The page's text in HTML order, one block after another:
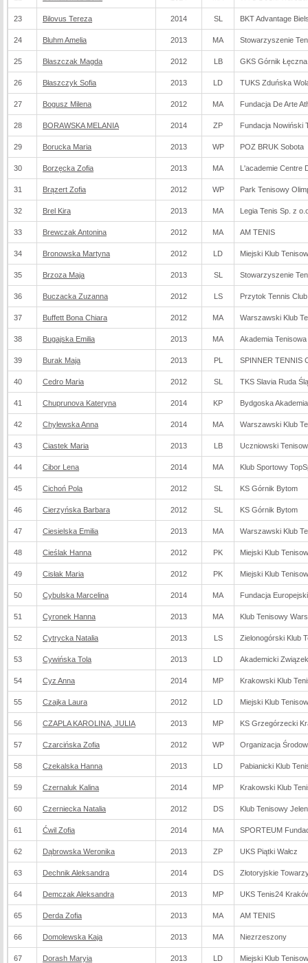
23 Bilovus Tereza 2014 SL BKT Advantage
24 Bluhm Amelia 2013 MA Stowarzyszenie
25 Błaszczak Magda 2012 LB GKS Górnik Łęczna
26 Błaszczyk Sofia 2013 LD TUKS Zduńska
27 Bogusz Milena 2012 MA Fundacja De Arte
28 BORAWSKA MELANIA 2014 ZP Fundacja Nowiński
29 Borucka Maria 2013 WP POZ BRUK Sobota
30 Borzęcka Zofia 2013 MA L'academie Centre
31 Brązert Zofia 2012 WP Park Tenisowy
32 Brel Kira 2013 MA Legia Tenis Sp. z
33 Brewczak Antonina 2012 MA AM TENIS
34 Bronowska Martyna 2012 LD Miejski Klub
35 Brzoza Maja 2013 SL Stowarzyszenie
36 Buczacka Zuzanna 2012 LS Przytok Tennis Club
37 Buffett Bona Chiara 2012 MA Warszawski Klub
38 Bugajska Emilia 2013 MA Akademia
39 Burak Maja 2013 PL SPINNER TENNIS
40 Cedro Maria 2012 SL TKS Slavia Ruda
41 Chuprunova Kateryna 2014 KP Bydgoska
42 Chylewska Anna 2014 MA Warszawski Klub
43 Ciastek Maria 2013 LB Uczniowski
44 Cibor Lena 2014 MA Klub Sportowy
45 Cichoń Pola 2012 SL KS Górnik Bytom
46 Cierzyńska Barbara 2012 SL KS Górnik Bytom
47 Ciesielska Emilia 2013 MA Warszawski Klub
48 Cieślak Hanna 2012 PK Miejski Klub
49 Cisłak Maria 2012 PK Miejski Klub
50 Cybulska Marcelina 2014 MA Fundacja
51 Cyronek Hanna 2013 MA Klub Tenisowy
52 Cytrycka Natalia 2013 LS Zielonogórski Klub
53 Cywińska Tola 2013 LD Akademicki
54 Cyz Anna 2014 MP Krakowski Klub
55 Czajka Laura 2012 LD Miejski Klub
56 CZAPLA KAROLINA, JULIA 2013 MP KS Grzegórzecki
57 Czarcińska Zofia 2012 WP Organizacja
58 Czekalska Hanna 2013 LD Pabianicki Klub
59 Czernaluk Kalina 2014 MP Krakowski Klub
60 Czerniecka Natalia 2012 DS Klub Tenisowy
61 Ćwil Zofia 2014 MA SPORTEUM
62 Dąbrowska Weronika 2013 ZP UKS Piątki Wałcz
63 Dechnik Aleksandra 2014 DS Złotoryjskie
64 Demczak Aleksandra 2013 MP UKS Tenis24
65 Derda Zofia 2013 MA AM TENIS
66 Domolewska Kaja 2013 MA Niezrzeszony
67 Dorash Maryia 2013 LD Miejski Klub